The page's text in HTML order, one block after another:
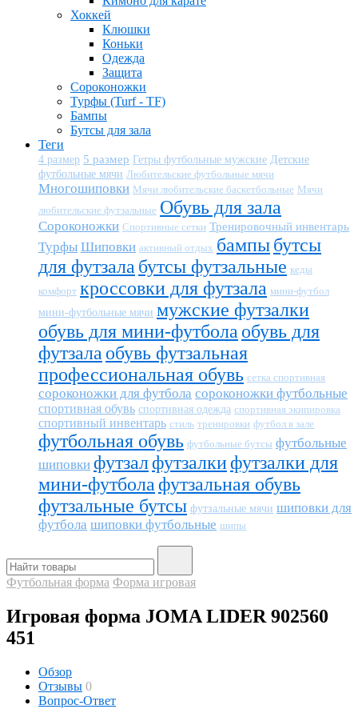
Хоккей
Клюшки
Коньки
Одежда
Защита
Сороконожки
Турфы (Turf - TF)
Бампы
Бутсы для зала
Теги
4 размер 5 размер Гетры футбольные мужские Детские
футбольные мячи Любительские футбольные мячи
Многошиповки Мячи любительские баскетбольные Мячи
любительские футзальные Обувь для зала
Сороконожки Спортивные сетки Тренировочный инвентарь
Турфы Шиповки активный отдых бампыбутсы
для футзала бутсы футзальные кеды
комфорт кроссовки для футзала мини-футбол
мини-футбольные мячи мужские футзалки
обувь для мини-футбола обувь для
футзала обувь футзальная
профессиональная обувь сетка спортивная
сороконожки для футбола сороконожки футбольные
спортивная обувь спортивная одежда спортивная экипировка
спортивный инвентарь стиль тренировки футбол в зале
футбольная обувь футбольные бутсы футбольные
шиповки футзалфутзалкифутзалки для
мини-футбола футзальная обувь
футзальные бутсы футзальные мячи шиповки для
футбола шиповки футбольные шипы
Футбольная форма Форма игровая
Игровая форма JOMA LIDER 902560
451
Обзор
Отзывы 0
Вопрос-Ответ